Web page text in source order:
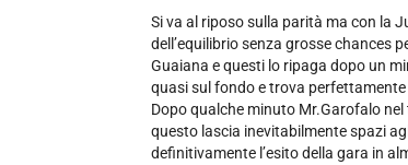
Si va al riposo sulla parità ma con la
dell’equilibrio senza grosse chances
Guaiana e questi lo ripaga dopo un
quasi sul fondo e trova
Dopo qualche minuto Mr.Garofalo
questo lascia inevitabilmente spazi
definitivamente l’esito della gara in